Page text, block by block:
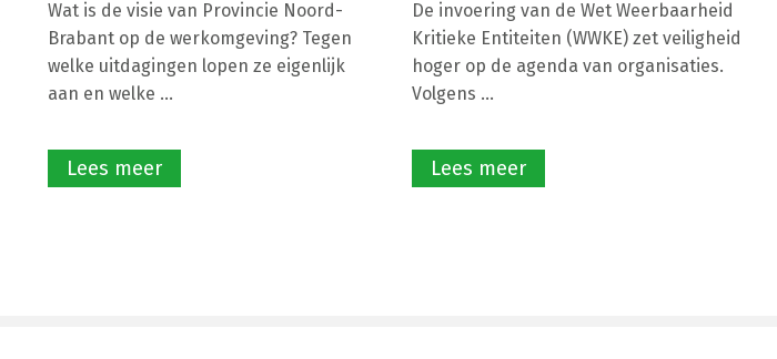
Wat is de visie van Provincie Noord-
Brabant op de werkomgeving? Tegen
welke uitdagingen lopen ze eigenlijk
aan en welke ...
Lees meer
De invoering van de Wet Weerbaarheid
Kritieke Entiteiten (WWKE) zet veiligheid
hoger op de agenda van organisaties.
Volgens ...
Lees meer